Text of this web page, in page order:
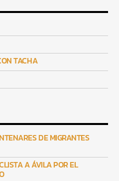
TACHA
DE MIGRANTES
A ÁVILA POR EL